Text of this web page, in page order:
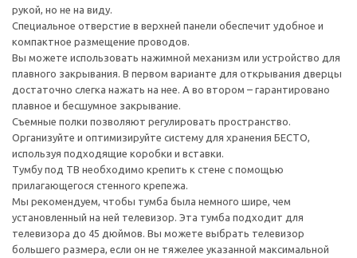
рукой, но не на виду.
Специальное отверстие в верхней панели обеспечит удобное и
компактное размещение проводов.
Вы можете использовать нажимной механизм или устройство для
плавного закрывания. В первом варианте для открывания дверцы
достаточно слегка нажать на нее. А во втором – гарантировано
плавное и бесшумное закрывание.
Съемные полки позволяют регулировать пространство.
Организуйте и оптимизируйте систему для хранения БЕСТО,
используя подходящие коробки и вставки.
Тумбу под ТВ необходимо крепить к стене с помощью
прилагающегося стенного крепежа.
Мы рекомендуем, чтобы тумба была немного шире, чем
установленный на ней телевизор. Эта тумба подходит для
телевизора до 45 дюймов. Вы можете выбрать телевизор
большего размера, если он не тяжелее указанной максимальной